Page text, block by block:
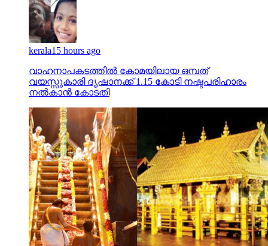
kerala15 hours ago
വാഹനാപകടത്തില്‍ കോമയിലായ ഒമ്പത്
വയസ്സുകാരി ദൃഷാനക്ക് 1.15 കോടി നഷ്ടപരിഹാരം
നല്‍കാന്‍ കോടതി